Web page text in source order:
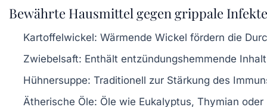
Bewährte Hausmittel gegen grippale Infekte
Kartoffelwickel: Wärmende Wickel fördern die
Zwiebelsaft: Enthält entzündungshemmende
Hühnersuppe: Traditionell zur Stärkung des
Ätherische Öle: Öle wie Eukalyptus, Thymian